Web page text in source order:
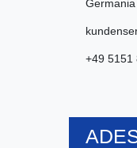
Germania
+49 5151